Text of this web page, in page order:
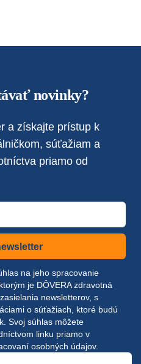
novinky?
a získajte prístup k
súťažiam a
priamo od
na jeho spracovanie
je DÔVERA zdravotná
newsletterov, s
o súťažiach, ktoré budú
. Svoj súhlas môžete
linku priamo v
osobných údajov.